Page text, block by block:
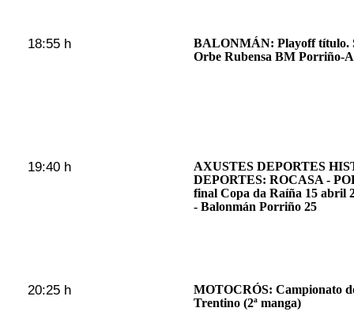
18:55 h
BALONMÁN: Playoff título.
Orbe Rubensa BM Porriño-
19:40 h
AXUSTES DEPORTES
DEPORTES: ROCASA -
final Copa da Raíña 15 abril
- Balonmán Porriño 25
20:25 h
MOTOCRÓS: Campionato
Trentino (2ª manga)